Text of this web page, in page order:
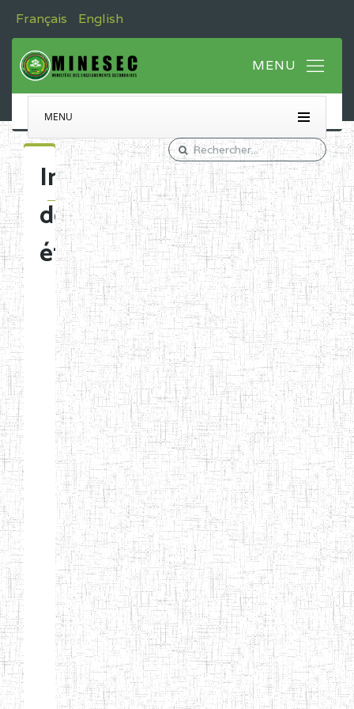
Français English
MENU
Immatriculation
des
établissements
Etablissements
d'enseignement
normal
ENI
Chercher:
Effacer les filtres
Denomination
Type